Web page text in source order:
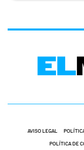
AVISO LEGAL
POLÍTICA DE